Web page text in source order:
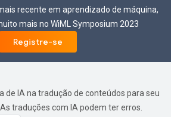
recente em aprendizado de máquina,
mais no WiML Symposium 2023
Registre-se
de IA na tradução de conteúdos para seu
traduções com IA podem ter erros.